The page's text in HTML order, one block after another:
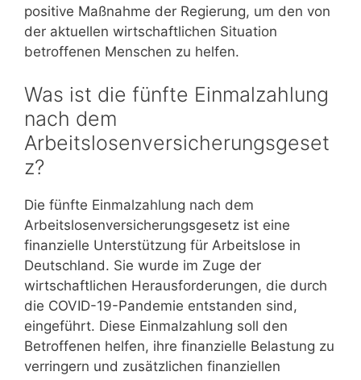
positive Maßnahme der Regierung, um den von
der aktuellen wirtschaftlichen Situation
betroffenen Menschen zu helfen.
Was ist die fünfte Einmalzahlung
nach dem
Arbeitslosenversicherungsgeset
z?
Die fünfte Einmalzahlung nach dem
Arbeitslosenversicherungsgesetz ist eine
finanzielle Unterstützung für Arbeitslose in
Deutschland. Sie wurde im Zuge der
wirtschaftlichen Herausforderungen, die durch
die COVID-19-Pandemie entstanden sind,
eingeführt. Diese Einmalzahlung soll den
Betroffenen helfen, ihre finanzielle Belastung zu
verringern und zusätzlichen finanziellen